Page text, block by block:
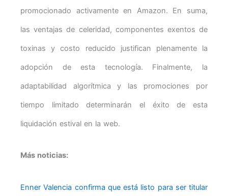
promocionado activamente en Amazon. En suma,
las ventajas de celeridad, componentes exentos de
toxinas y costo reducido justifican plenamente la
adopción de esta tecnología. Finalmente, la
adaptabilidad algorítmica y las promociones por
tiempo limitado determinarán el éxito de esta
liquidación estival en la web.
Más noticias:
Enner Valencia confirma que está listo para ser titular